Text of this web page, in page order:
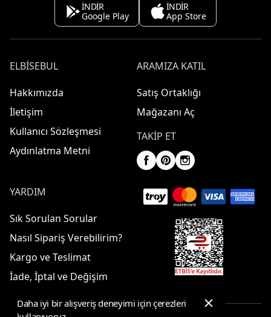
İNDİR
Google Play
İNDİR
App Store
ELBISEBUL
Hakkımızda
İletişim
Kullanıcı Sözleşmesi
Aydınlatma Metni
ARAMIZA KATIL
Satış Ortaklığı
Mağazanı Aç
TAKIP ET
YARDIM
Sık Sorulan Sorular
Nasıl Sipariş Verebilirim?
Kargo ve Teslimat
İade, İptal ve Değişim
Daha iyi bir alışveriş deneyimi için çerezleri